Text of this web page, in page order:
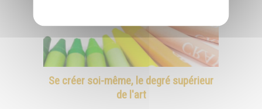
Se créer soi-même, le degré supérieur
de l'art